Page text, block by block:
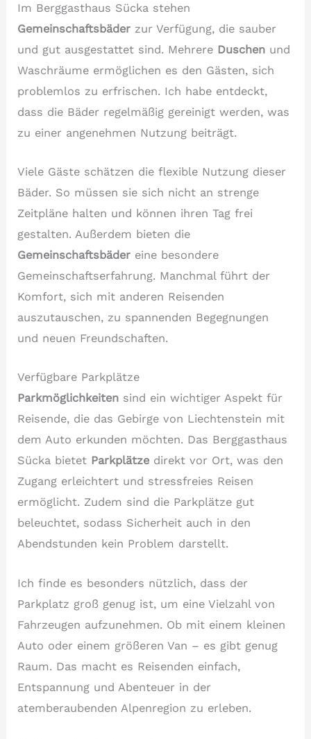
Im Berggasthaus Sücka stehen
Gemeinschaftsbäder zur Verfügung, die sauber
und gut ausgestattet sind. Mehrere Duschen und
Waschräume ermöglichen es den Gästen, sich
problemlos zu erfrischen. Ich habe entdeckt,
dass die Bäder regelmäßig gereinigt werden, was
zu einer angenehmen Nutzung beiträgt.
Viele Gäste schätzen die flexible Nutzung dieser
Bäder. So müssen sie sich nicht an strenge
Zeitpläne halten und können ihren Tag frei
gestalten. Außerdem bieten die
Gemeinschaftsbäder eine besondere
Gemeinschaftserfahrung. Manchmal führt der
Komfort, sich mit anderen Reisenden
auszutauschen, zu spannenden Begegnungen
und neuen Freundschaften.
Verfügbare Parkplätze
Parkmöglichkeiten sind ein wichtiger Aspekt für
Reisende, die das Gebirge von Liechtenstein mit
dem Auto erkunden möchten. Das Berggasthaus
Sücka bietet Parkplätze direkt vor Ort, was den
Zugang erleichtert und stressfreies Reisen
ermöglicht. Zudem sind die Parkplätze gut
beleuchtet, sodass Sicherheit auch in den
Abendstunden kein Problem darstellt.
Ich finde es besonders nützlich, dass der
Parkplatz groß genug ist, um eine Vielzahl von
Fahrzeugen aufzunehmen. Ob mit einem kleinen
Auto oder einem größeren Van – es gibt genug
Raum. Das macht es Reisenden einfach,
Entspannung und Abenteuer in der
atemberaubenden Alpenregion zu erleben.